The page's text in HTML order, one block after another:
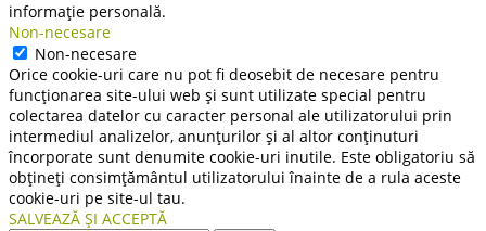
informație personală.
Non-necesare
Non-necesare
Orice cookie-uri care nu pot fi deosebit de necesare pentru
funcționarea site-ului web și sunt utilizate special pentru
colectarea datelor cu caracter personal ale utilizatorului prin
intermediul analizelor, anunțurilor și al altor conținuturi
încorporate sunt denumite cookie-uri inutile. Este obligatoriu să
obțineți consimțământul utilizatorului înainte de a rula aceste
cookie-uri pe site-ul tau.
SALVEAZĂ ȘI ACCEPTĂ